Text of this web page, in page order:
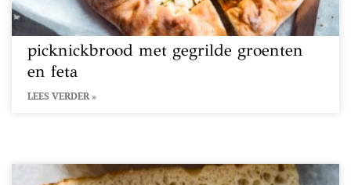
picknickbrood met gegrilde groenten
en feta
LEES VERDER »